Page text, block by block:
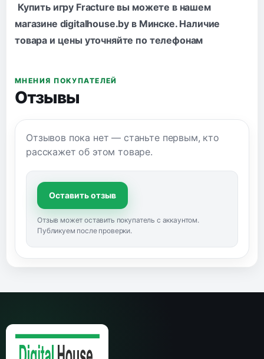
Купить игру Fracture вы можете в нашем
магазине digitalhouse.by в Минске. Наличие
товара и цены уточняйте по телефонам
МНЕНИЯ ПОКУПАТЕЛЕЙ
Отзывы
Отзывов пока нет — станьте первым, кто
расскажет об этом товаре.
Оставить отзыв
Отзыв может оставить покупатель с аккаунтом.
Публикуем после проверки.